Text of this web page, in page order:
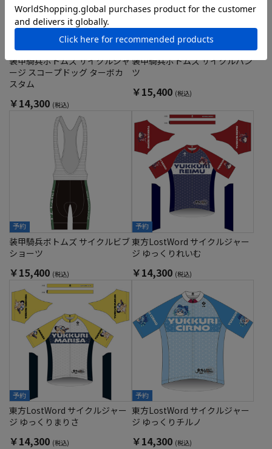
装甲騎兵ボトムズ サイクルジャ
ージ スコープドッグ ターボカ
スタム
￥14,300 (税込)
予約
装甲騎兵ボトムズ サイクルパン
ツ
￥15,400 (税込)
予約
装甲騎兵ボトムズ サイクルビブ
ショーツ
￥15,400 (税込)
予約
東方LostWord サイクルジャー
ジ ゆっくりれいむ
￥14,300 (税込)
予約
東方LostWord サイクルジャー
ジ ゆっくりまりさ
￥14,300 (税込)
予約
東方LostWord サイクルジャー
ジ ゆっくりチルノ
￥14,300 (税込)